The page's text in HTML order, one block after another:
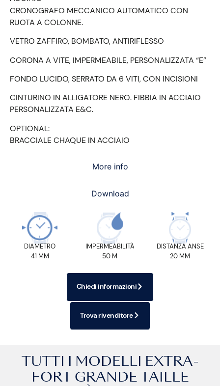
More info
Download
CRONOGRAFO MECCANICO AUTOMATICO CON
RUOTA A COLONNE.
VETRO ZAFFIRO, BOMBATO, ANTIRIFLESSO
CORONA A VITE, IMPERMEABILE, PERSONALIZZATA “E”
FONDO LUCIDO, SERRATO DA 6 VITI, CON INCISIONI
CINTURINO IN ALLIGATORE NERO. FIBBIA IN ACCIAIO
PERSONALIZZATA E&C.
OPTIONAL:
BRACCIALE CHAQUE IN ACCIAIO
DIAMETRO
41 MM
IMPERMEABILITÀ
50 M
DISTANZA ANSE
20 MM
Chiedi informazioni
Trova rivenditore
TUTTI I MODELLI EXTRA-
FORT GRANDE TAILLE